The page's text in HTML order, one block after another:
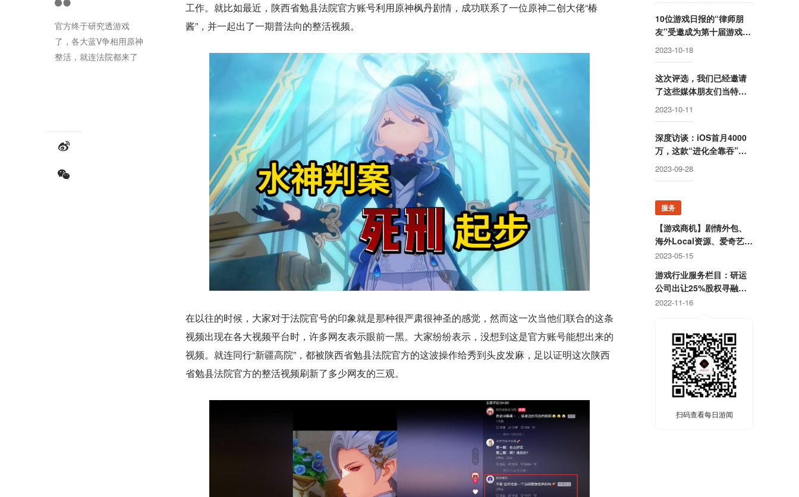
官方终于研究透游戏
了，各大蓝V争相用原神
整活，就连法院都来了
工作。就比如最近，陕西省勉县法院官方账号利用原神枫丹剧情，成功联系了一位原神二创大佬“椿
酱”，并一起出了一期普法向的整活视频。
在以往的时候，大家对于法院官号的印象就是那种很严肃很神圣的感觉，然而这一次当他们联合的这条
视频出现在各大视频平台时，许多网友表示眼前一黑。大家纷纷表示，没想到这是官方账号能想出来的
视频。就连同行“新疆高院”，都被陕西省勉县法院官方的这波操作给秀到头皮发麻，足以证明这次陕西
省勉县法院官方的整活视频刷新了多少网友的三观。
10位游戏日报的“律师朋
友”受邀成为第十届游戏行
业金口奖评选嘉宾评委
2023-10-18
这次评选，我们已经邀请
了这些媒体朋友们当特邀
嘉宾评委
2023-10-11
深度访谈：iOS首月4000
万，这款“进化全靠吞”的
游戏如何突围？
2023-09-28
服务
【游戏商机】剧情外包、
海外Local资源、爱奇艺直
客、抖音直播资源等
2023-05-15
游戏行业服务栏目：研运
公司出让25%股权寻融
资；某团队寻开发线上合
2022-11-16
扫码查看每日游闻